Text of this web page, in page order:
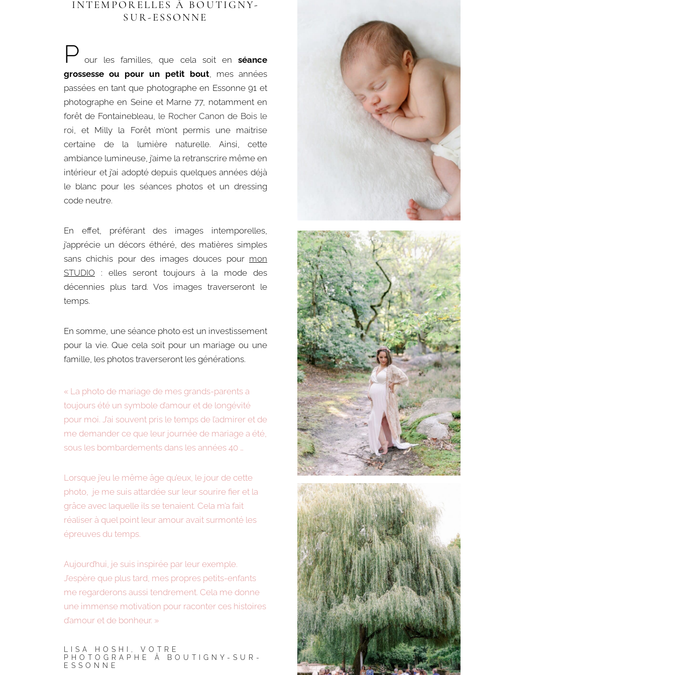
INTEMPORELLES À BOUTIGNY-
SUR-ESSONNE
P our les familles, que cela soit en séance
grossesse ou pour un petit bout, mes années
passées en tant que photographe en Essonne 91 et
photographe en Seine et Marne 77, notamment en
forêt de Fontainebleau, le Rocher Canon de Bois le
roi , et Milly la Forêt m’ont permis une maitrise
certaine de la lumière naturelle. Ainsi, cette
ambiance lumineuse, j’aime la retranscrire même en
intérieur et j’ai adopté depuis quelques années déjà
le blanc pour les séances photos et un dressing
code neutre.
En effet, préférant des images intemporelles,
j’apprécie un décors éthéré, des matières simples
sans chichis pour des images douces pour mon
STUDIO : elles seront toujours à la mode des
décennies plus tard. Vos images traverseront le
temps.
En somme, une séance photo est un investissement
pour la vie. Que cela soit pour un mariage ou une
famille, les photos traverseront les générations.
« La photo de mariage de mes grands-parents a
toujours été un symbole d’amour et de longévité
pour moi. J’ai souvent pris le temps de l’admirer et de
me demander ce que leur journée de mariage a été,
sous les bombardements dans les années 40 …
Lorsque j’eu le même âge qu’eux, le jour de cette
photo, je me suis attardée sur leur sourire fier et la
grâce avec laquelle ils se tenaient. Cela m’a fait
réaliser à quel point leur amour avait surmonté les
épreuves du temps.
Aujourd’hui, je suis inspirée par leur exemple.
J’espère que plus tard, mes propres petits-enfants
me regarderons aussi tendrement. Cela me donne
une immense motivation pour raconter ces histoires
d’amour et de bonheur. »
LISA HOSHI, VOTRE
PHOTOGRAPHE À BOUTIGNY-SUR-
ESSONNE